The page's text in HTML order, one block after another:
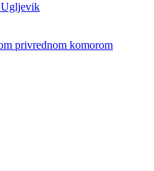
Ugljevik
privrednom komorom